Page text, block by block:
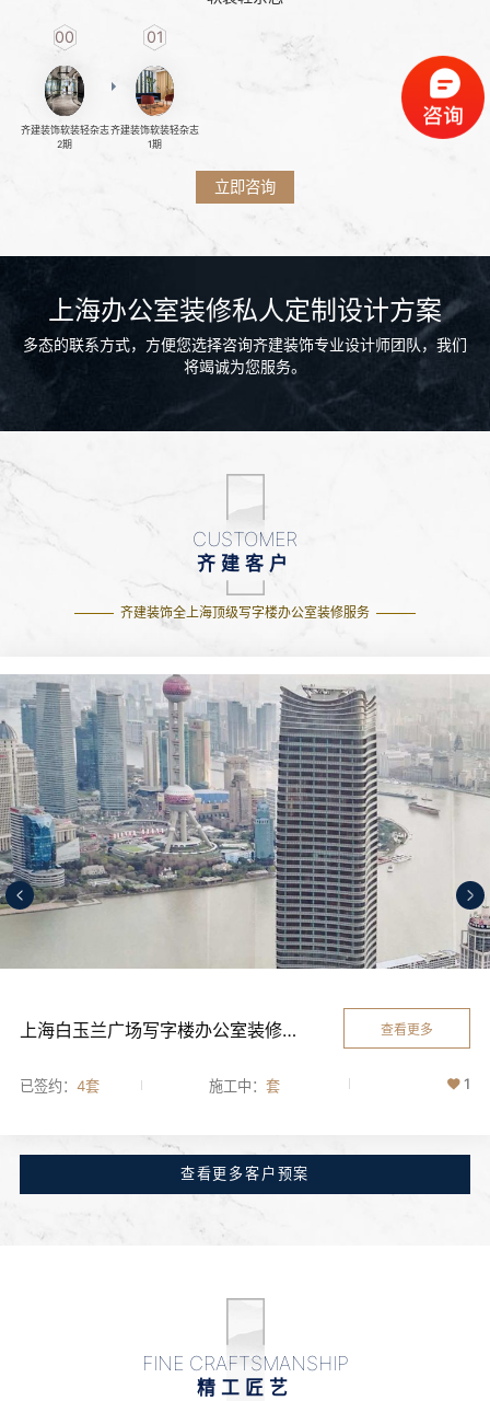
00
齐建装饰软装轻杂志
2期
01
齐建装饰软装轻杂志
1期
立即咨询
上海办公室装修私人定制设计方案
多态的联系方式，方便您选择咨询齐建装饰专业设计师团队，我们
将竭诚为您服务。
CUSTOMER
齐建客户
齐建装饰全上海顶级写字楼办公室装修服务
上海白玉兰广场写字楼办公室装修设计 查看更多
已签约： 4套 施工中：套 1
查看更多客户预案
FINE CRAFTSMANSHIP
精工匠艺